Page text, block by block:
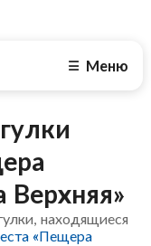
☰ Меню
Верхняя»
находящиеся
«Пещера